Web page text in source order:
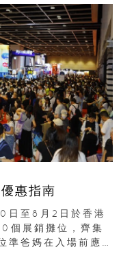
惠指南
日至8月2日於香港
個展銷攤位，齊集
準爸媽在入場前應